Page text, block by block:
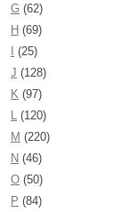
G (62)
H (69)
I (25)
J (128)
K (97)
L (120)
M (220)
N (46)
O (50)
P (84)